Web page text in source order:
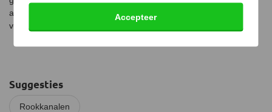
altijd afwaterend gemonteerd worden, dat betekent met de
verjonging naar beneden.
Suggesties
Rookkanalen
Accepteer